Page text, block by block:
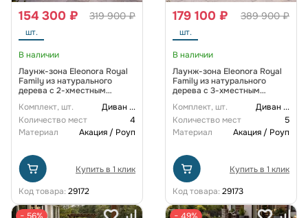
319 900 ₽
154 300 ₽
шт.
В наличии
Лаунж-зона Eleonora Royal
Family из натурального
дерева с 2-хместным
Комплект, шт. Диван ...
Количество мест
4
Материал
Акация / Роуп
Купить в 1 клик
Код товара: 29172
389 900 ₽
179 100 ₽
шт.
В наличии
Лаунж-зона Eleonora Royal
Family из натурального
дерева с 3-хместным
Комплект, шт. Диван ...
Количество мест
5
Материал
Акация / Роуп
Купить в 1 клик
Код товара: 29173